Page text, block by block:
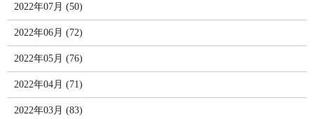
2022年07月 (50)
2022年06月 (72)
2022年05月 (76)
2022年04月 (71)
2022年03月 (83)